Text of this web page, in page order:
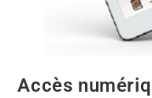
Accès